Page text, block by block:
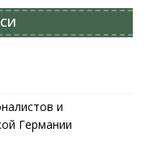
и
Германии